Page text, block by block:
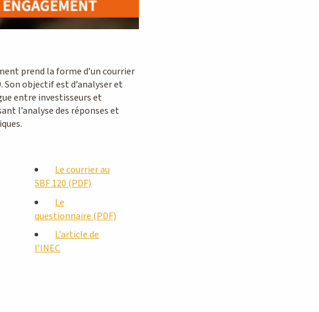
prend la forme d’un courrier
Son objectif est d’analyser et
entre investisseurs et
l’analyse des réponses et
Le courrier au
SBF 120 (PDF)
Le
questionnaire (PDF)
L’article de
l’INEC